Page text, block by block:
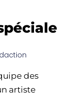
des
artiste